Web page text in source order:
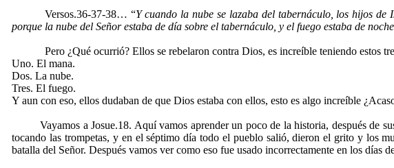
Versos.36-37-38… “Y cuando la nube se lazaba del tabernáculo, los hijos de
porque la nube del Señor estaba de día sobre el tabernáculo, y el fuego estaba de
Pero ¿Qué ocurrió? Ellos se rebelaron contra Dios, es increíble teniendo estos
Uno. El mana.
Dos. La nube.
Tres. El fuego.
Y aun con eso, ellos dudaban de que Dios estaba con ellos, esto es algo increíble
Vayamos a Josue.18. Aquí vamos aprender un poco de la historia, después de
tocando las trompetas, y en el séptimo día todo el pueblo salió, dieron el grito y los
batalla del Señor. Después vamos ver como eso fue usado incorrectamente en los días